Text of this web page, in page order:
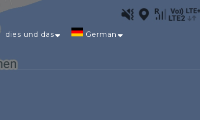
dies und das German